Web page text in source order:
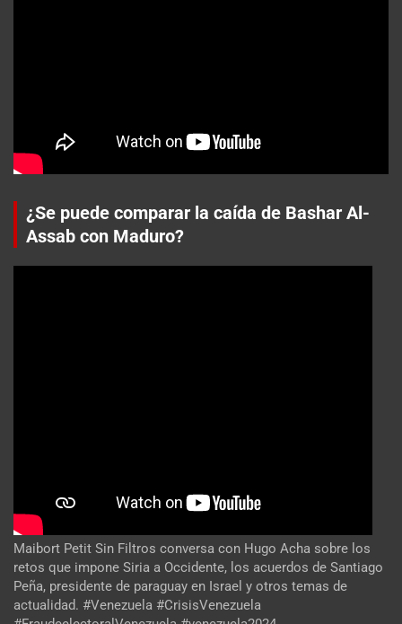
¿Se puede comparar la caída de Bashar Al-
Assab con Maduro?
Maibort Petit Sin Filtros conversa con Hugo Acha sobre los
retos que impone Siria a Occidente, los acuerdos de Santiago
Peña, presidente de paraguay en Israel y otros temas de
actualidad. #Venezuela #CrisisVenezuela